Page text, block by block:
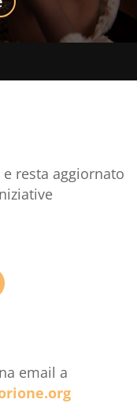
e resta aggiornato
email a